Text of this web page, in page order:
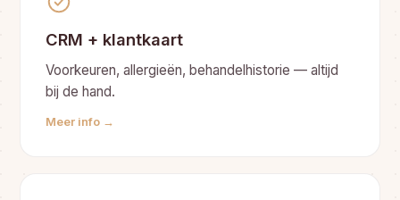
CRM + klantkaart
Voorkeuren, allergieën, behandelhistorie — altijd
bij de hand.
Meer info →